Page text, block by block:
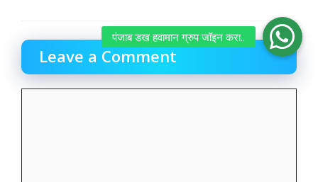
Leave a Comment